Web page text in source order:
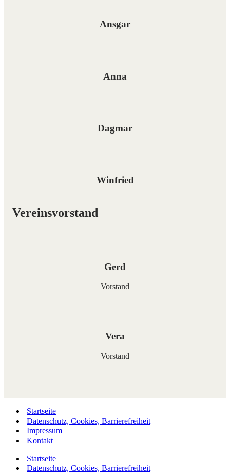
Ansgar
Anna
Dagmar
Winfried
Vereinsvorstand
Gerd
Vorstand
Vera
Vorstand
Startseite
Datenschutz, Cookies, Barrierefreiheit
Impressum
Kontakt
Startseite
Datenschutz, Cookies, Barrierefreiheit